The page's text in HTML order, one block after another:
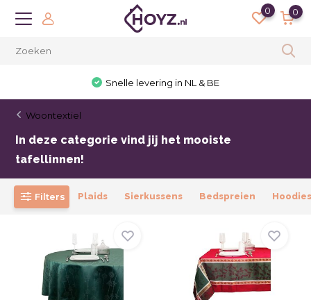
0 0
30 dagen bedenktijd
Woontextiel
In deze categorie vind jij het mooiste
tafellinnen!
Filters Plaids Sierkussens Bedspreien